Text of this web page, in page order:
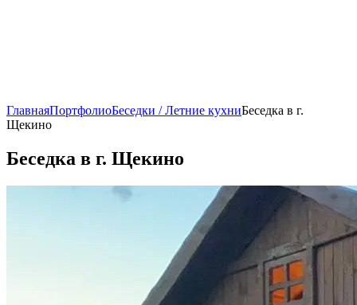
ГлавнаяПортфолиоБеседки / Летние кухниБеседка в г.
Щекино
Беседка в г. Щекино